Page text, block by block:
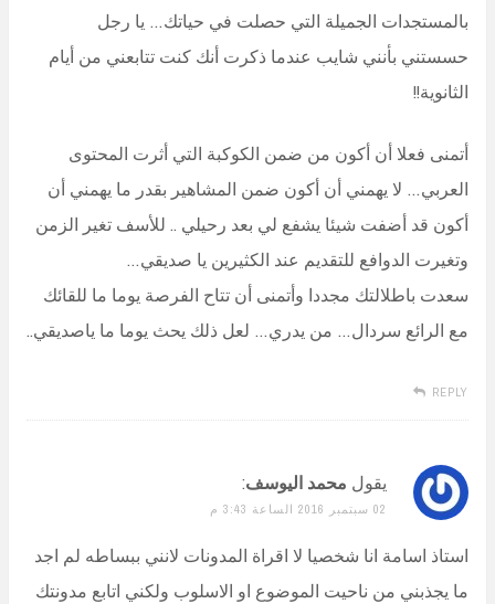
بالمستجدات الجميلة التي حصلت في حياتك… يا رجل
حسستني بأنني شايب عندما ذكرت أنك كنت تتابعني من أيام
الثانوية!!
أتمنى فعلا أن أكون من ضمن الكوكبة التي أثرت المحتوى
العربي… لا يهمني أن أكون ضمن المشاهير بقدر ما يهمني أن
أكون قد أضفت شيئا يشفع لي بعد رحيلي .. للأسف تغير الزمن
وتغيرت الدوافع للتقديم عند الكثيرين يا صديقي…
سعدت باطلالتك مجددا وأتمنى أن تتاح الفرصة يوما ما للقائك
مع الرائع سردال… من يدري… لعل ذلك يحث يوما ما ياصديقي..
REPLY
يقول محمد اليوسف:
02 سبتمبر 2016 الساعة 3:43 م
استاذ اسامة انا شخصيا لا اقراة المدونات لانني ببساطه لم اجد
ما يجذبني من ناحيت الموضوع او الاسلوب ولكني اتابع مدونتك